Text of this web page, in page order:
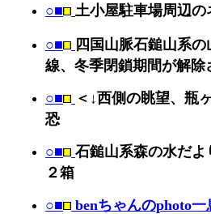
○■ 土小屋駐車場周辺の
○■ 四国山脈石鎚山系
線、冬季閉鎖期間が解除
○■ ＜↓西側の眺望、瓶
恐
○■ 石鎚山系森の水だ
２箱
○■ benちゃんのphoto一